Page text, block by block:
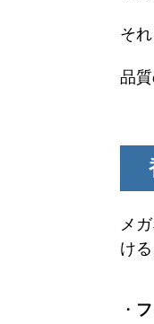
そ
品
メ
け
・